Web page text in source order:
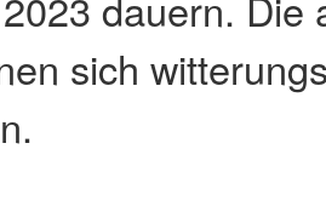
sich